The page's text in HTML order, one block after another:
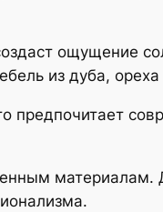
ощущение
из дуба,
предпочитает